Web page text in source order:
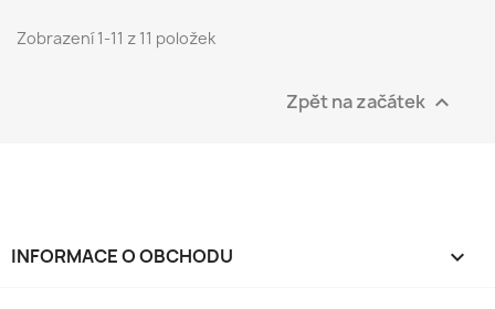
Zobrazení 1-11 z 11 položek
Zpět na začátek 
INFORMACE O OBCHODU keyboard_arrow_down